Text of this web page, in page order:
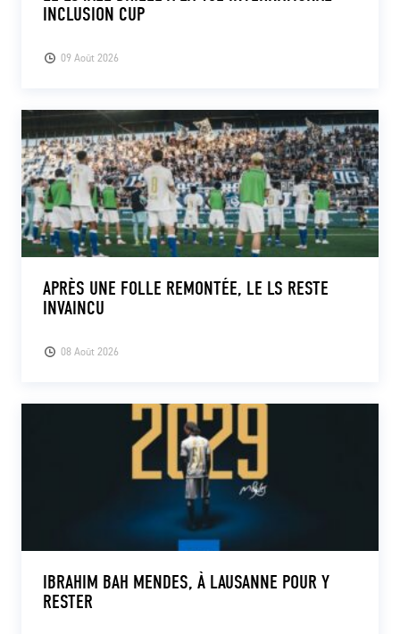
09 Août 2026
INCLUSION CUP
08 Août 2026
APRÈS UNE FOLLE REMONTÉE, LE LS RESTE
INVAINCU
IBRAHIM BAH MENDES, À LAUSANNE POUR Y
RESTER